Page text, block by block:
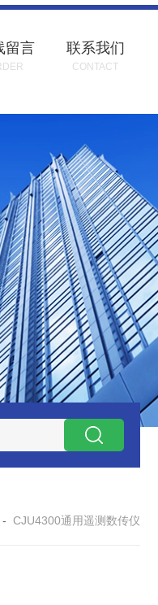
留言 联系我们
CONTACT
仪 加拿大BW
- CJU4300通用遥测数传仪